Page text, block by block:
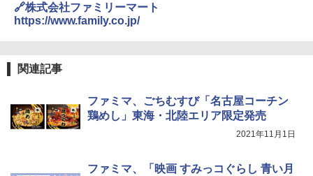
🔗株式会社ファミリーマート
https://www.family.co.jp/
関連記事
ファミマ、ごちむすび「名古屋コーチン
鶏めし」東海・北陸エリア限定発売
2021年11月1日
ファミマ、「映画 すみっコぐらし 青い月